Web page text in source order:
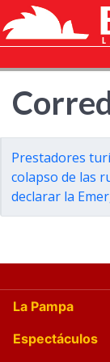
Prestadores
colapso de las
declarar la
La Pampa
Espectáculos